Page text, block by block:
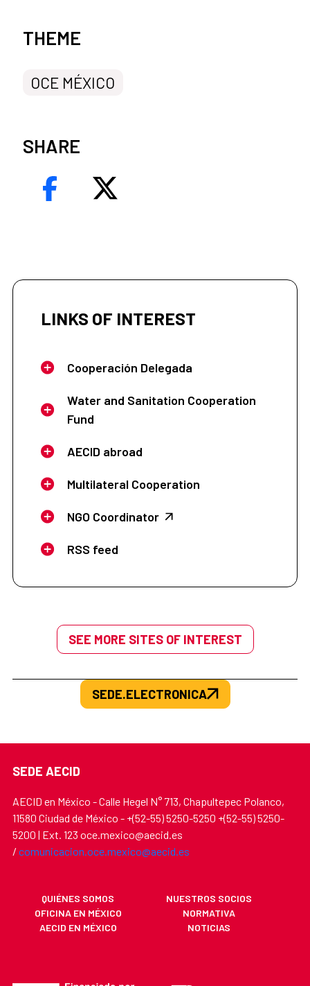
News categories
THEME
OCE MÉXICO
SHARE
LINKS OF INTEREST
Cooperación Delegada
Water and Sanitation Cooperation
Fund
AECID abroad
Multilateral Cooperation
NGO Coordinator
RSS feed
SEE MORE SITES OF INTEREST
SEDE.ELECTRONICA
SEDE AECID
AECID en México - Calle Hegel N° 713, Chapultepec Polanco,
11580 Ciudad de México - +(52-55) 5250-5250 +(52-55) 5250-
5200 | Ext. 123 oce.mexico@aecid.es
/ comunicacion.oce.mexico@aecid.es
QUIÉNES SOMOS
NUESTROS SOCIOS
OFICINA EN MÉXICO
NORMATIVA
AECID EN MÉXICO
NOTICIAS